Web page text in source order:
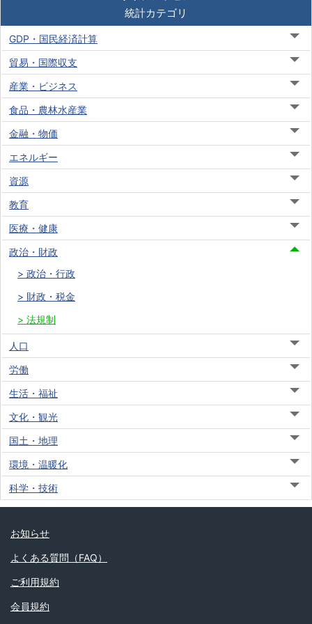
統計カテゴリ
GDP・国民経済計算
貿易・国際収支
産業・ビジネス
食品・農林水産業
金融・物価
エネルギー
資源
教育
医療・健康
政治・財政
政治・行政
財政・税金
法規制
人口
労働
生活・福祉
文化・観光
国土・地理
環境・温暖化
科学・技術
お知らせ
よくある質問（FAQ）
ご利用規約
会員規約